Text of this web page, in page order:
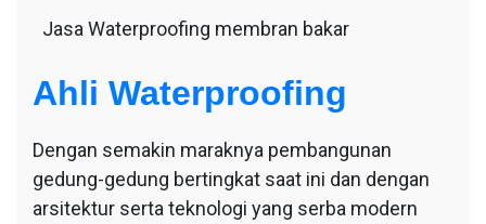
Jasa Waterproofing membran bakar
Ahli Waterproofing
Dengan semakin maraknya pembangunan
gedung-gedung bertingkat saat ini dan dengan
arsitektur serta teknologi yang serba modern